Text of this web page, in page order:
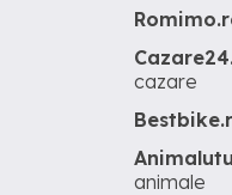
cazare
animale